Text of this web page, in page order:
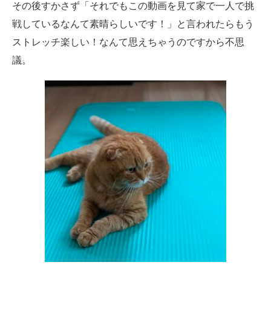
その後すかさず「それでもこの動画を見て家で一人で挑
戦しているなんて素晴らしいです！」と言われたらもう
ストレッチ楽しい！なんて思えちゃうのですから不思
議。